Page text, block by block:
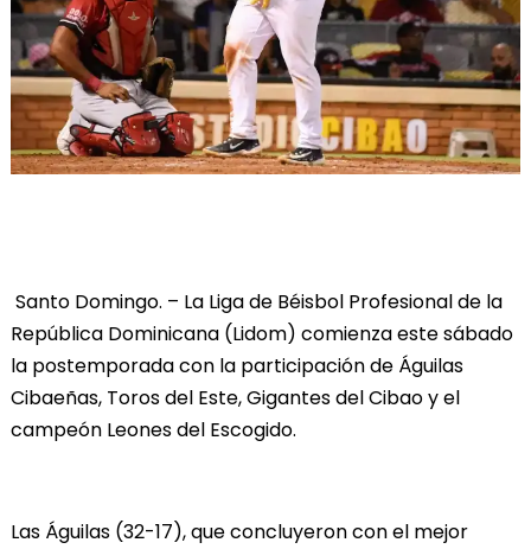
Santo Domingo. – La Liga de Béisbol Profesional de la
República Dominicana (Lidom) comienza este sábado
la postemporada con la participación de Águilas
Cibaeñas, Toros del Este, Gigantes del Cibao y el
campeón Leones del Escogido.
Las Águilas (32-17), que concluyeron con el mejor